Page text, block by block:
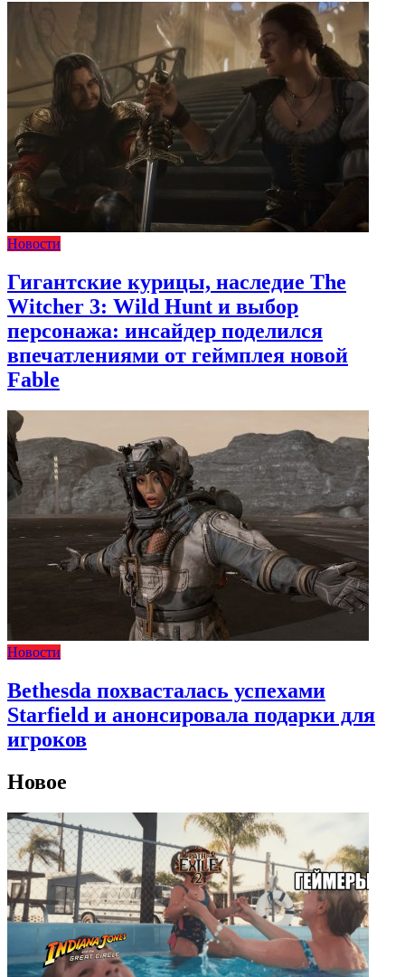
Новости
Гигантские курицы, наследие The
Witcher 3: Wild Hunt и выбор
персонажа: инсайдер поделился
впечатлениями от геймплея новой
Fable
Новости
Bethesda похвасталась успехами
Starfield и анонсировала подарки для
игроков
Новое